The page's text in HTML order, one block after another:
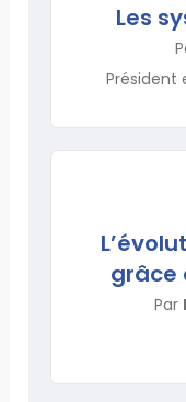
Les
Président
grâce
Par